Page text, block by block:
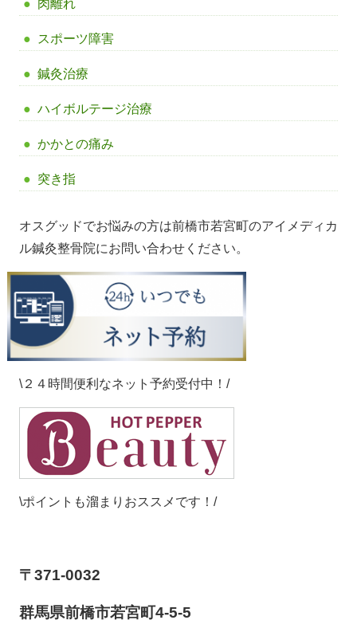
肉離れ
スポーツ障害
鍼灸治療
ハイボルテージ治療
かかとの痛み
突き指
オスグッドでお悩みの方は前橋市若宮町のアイメディカ
ル鍼灸整骨院にお問い合わせください。
\２４時間便利なネット予約受付中！/
\ポイントも溜まりおススメです！/
〒371-0032
群馬県前橋市若宮町4-5-5